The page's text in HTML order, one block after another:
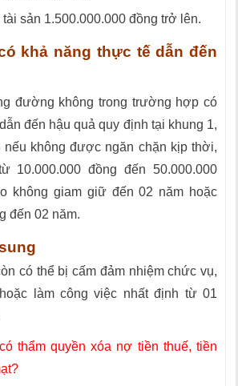
sản 1.500.000.000 đồng trở lên.
khả năng thực tế dẫn đến
đường không trong trường hợp có
đến hậu quả quy định tại khung 1,
nếu không được ngăn chặn kịp thời,
10.000.000 đồng đến 50.000.000
không giam giữ đến 02 năm hoặc
đến 02 năm.
có thể bị cấm đảm nhiệm chức vụ,
làm công việc nhất định từ 01
thẩm quyền xóa nợ tiền thuế, tiền